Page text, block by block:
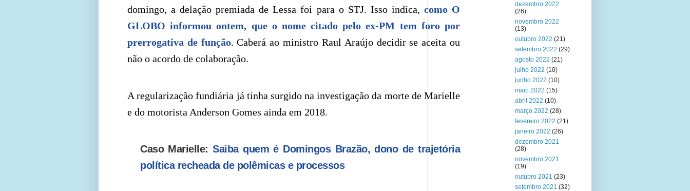
domingo, a delação premiada de Lessa foi para o STJ. Isso indica, como O
GLOBO informou ontem, que o nome citado pelo ex-PM tem foro por
prerrogativa de função. Caberá ao ministro Raul Araújo decidir se aceita ou
não o acordo de colaboração.
A regularização fundiária já tinha surgido na investigação da morte de Marielle
e do motorista Anderson Gomes ainda em 2018.
Caso Marielle: Saiba quem é Domingos Brazão, dono de trajetória
política recheada de polêmicas e processos
dezembro 2022
(26)
novembro 2022
(13)
outubro 2022 (21)
setembro 2022 (29)
agosto 2022 (21)
julho 2022 (10)
junho 2022 (10)
maio 2022 (15)
abril 2022 (10)
março 2022 (28)
fevereiro 2022 (21)
janeiro 2022 (26)
dezembro 2021
(28)
novembro 2021
(19)
outubro 2021 (23)
setembro 2021 (32)